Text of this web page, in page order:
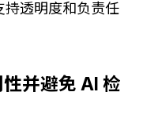
持透明度和负责任
并避免 AI 检